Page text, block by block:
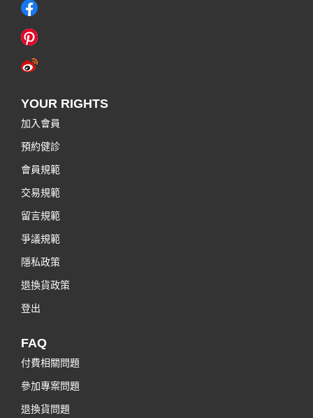
YOUR RIGHTS
加入會員
預約健診
會員規範
交易規範
留言規範
爭議規範
隱私政策
退換貨政策
登出
FAQ
付費相關問題
參加專案問題
退換貨問題